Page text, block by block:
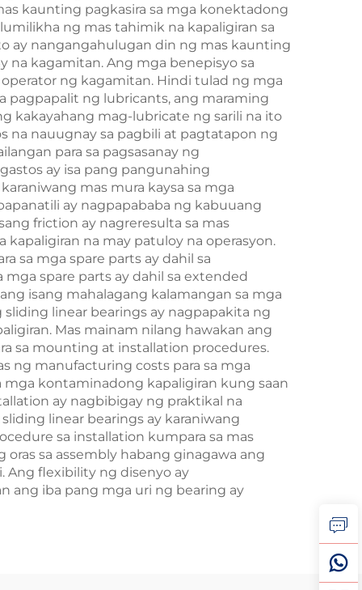
kaunting pagkasira sa mga konektadong
ng mas tahimik na kapaligiran sa
ay nangangahulugan din ng mas kaunting
kagamitan. Ang mga benepisyo sa
ng kagamitan. Hindi tulad ng mga
pagpapalit ng lubricants, ang maraming
kakayahang mag-lubricate ng sarili na ito
na nauugnay sa pagbili at pagtatapon ng
para sa pagsasanay ng
ay isa pang pangunahing
mas mura kaysa sa mga
ay nagpapababa ng kabuuang
friction ay nagreresulta sa mas
na may patuloy na operasyon.
sa mga spare parts ay dahil sa
spare parts ay dahil sa extended
isang mahalagang kalamangan sa mga
linear bearings ay nagpapakita ng
Mas mainam nilang hawakan ang
sa mounting at installation procedures.
ng manufacturing costs para sa mga
kontaminadong kapaligiran kung saan
ay nagbibigay ng praktikal na
linear bearings ay karaniwang
sa installation kumpara sa mas
sa assembly habang ginagawa ang
Ang flexibility ng disenyo ay
ang iba pang mga uri ng bearing ay